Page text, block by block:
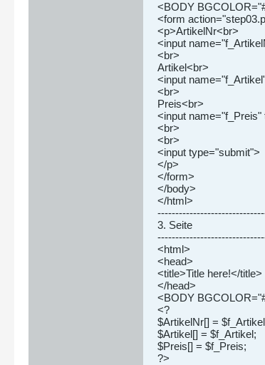
<BODY
<form
<p>ArtikelNr<br>
<input
<br>
Artikel<br>
<input
<br>
Preis<br>
<input name="f_Preis"
<br>
<br>
<input type="submit">
</p>
</form>
</body>
</html>
3. Seite
<html>
<head>
<title>Title here!</title>
</head>
<BODY
<?
$ArtikelNr[] =
$Artikel[] = $f_Artikel;
$Preis[] = $f_Preis;
?>